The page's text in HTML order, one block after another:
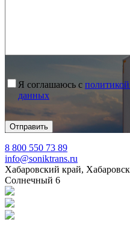
Я соглашаюсь с
данных
8 800 550 73 89
info@soniktrans.ru
Хабаровский край,
Солнечный 6